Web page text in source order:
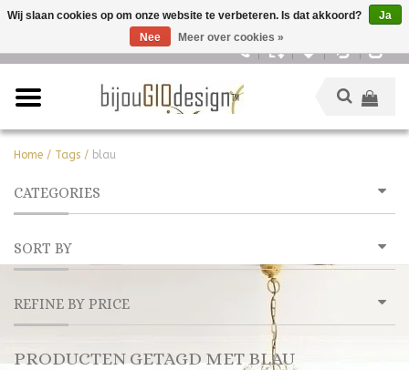
Home / Tags / blau
CATEGORIES
SORT BY
REFINE BY PRICE
PRODUCTEN GETAGD MET BLAU
Wij slaan cookies op om onze website te verbeteren. Is dat akkoord?
Ja
Nee
Meer over cookies »